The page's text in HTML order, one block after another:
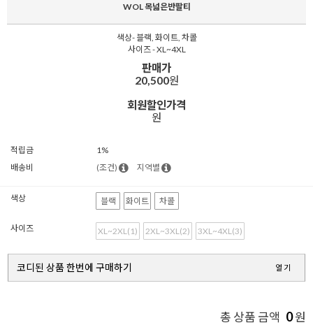
WOL 목넓은반팔티
색상- 블랙, 화이트, 차콜
사이즈 - XL~4XL
판매가
20,500원
회원할인가격
원
적립금
1%
배송비
(조건) 지역별
색상 블랙 화이트 차콜
사이즈 XL~2XL(1) 2XL~3XL(2) 3XL~4XL(3)
코디된 상품 한번에 구매하기 열기
총 상품 금액 0원